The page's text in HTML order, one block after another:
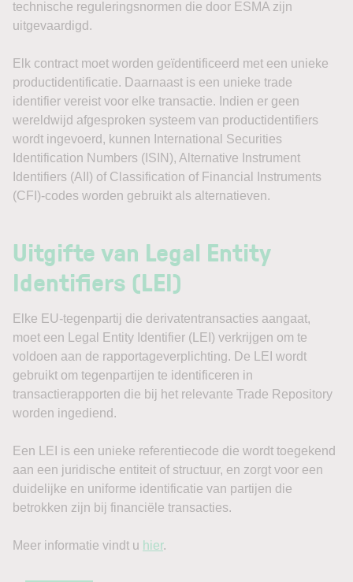
technische reguleringsnormen die door ESMA zijn
uitgevaardigd.
Elk contract moet worden geïdentificeerd met een unieke
productidentificatie. Daarnaast is een unieke trade
identifier vereist voor elke transactie. Indien er geen
wereldwijd afgesproken systeem van productidentifiers
wordt ingevoerd, kunnen International Securities
Identification Numbers (ISIN), Alternative Instrument
Identifiers (AII) of Classification of Financial Instruments
(CFI)-codes worden gebruikt als alternatieven.
Uitgifte van Legal Entity
Identifiers (LEI)
Elke EU-tegenpartij die derivatentransacties aangaat,
moet een Legal Entity Identifier (LEI) verkrijgen om te
voldoen aan de rapportageverplichting. De LEI wordt
gebruikt om tegenpartijen te identificeren in
transactierapporten die bij het relevante Trade Repository
worden ingediend.
Een LEI is een unieke referentiecode die wordt toegekend
aan een juridische entiteit of structuur, en zorgt voor een
duidelijke en uniforme identificatie van partijen die
betrokken zijn bij financiële transacties.
Meer informatie vindt u hier.